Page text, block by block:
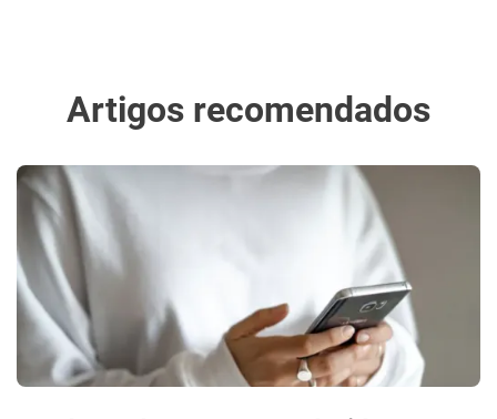
Artigos recomendados